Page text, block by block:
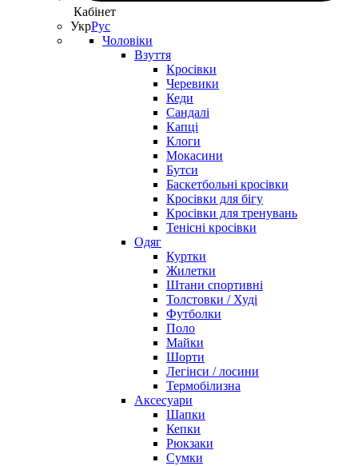
Кабінет
УкрРус
Чоловіки
Взуття
Кросівки
Черевики
Кеди
Сандалі
Капці
Клоги
Мокасини
Бутси
Баскетбольні кросівки
Кросівки для бігу
Кросівки для тренувань
Тенісні кросівки
Одяг
Куртки
Жилетки
Штани спортивні
Толстовки / Худі
Футболки
Поло
Майки
Шорти
Легінси / лосини
Термобілизна
Аксесуари
Шапки
Кепки
Рюкзаки
Сумки